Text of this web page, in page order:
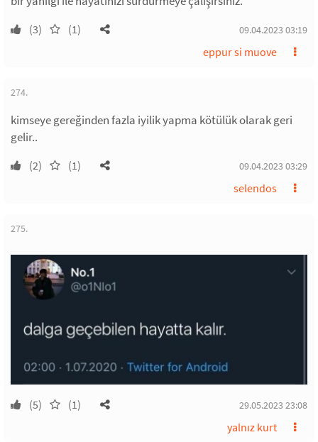
(3) (1) 09.04.2023 03:19
eppur si muove
274.
kimseye gereğinden fazla iyilik yapma kötülük olarak geri
gelir..
(2) (1) 09.04.2023 03:29
selendos
275.
(5) (1) 29.05.2023 23:08
yalnız kurt